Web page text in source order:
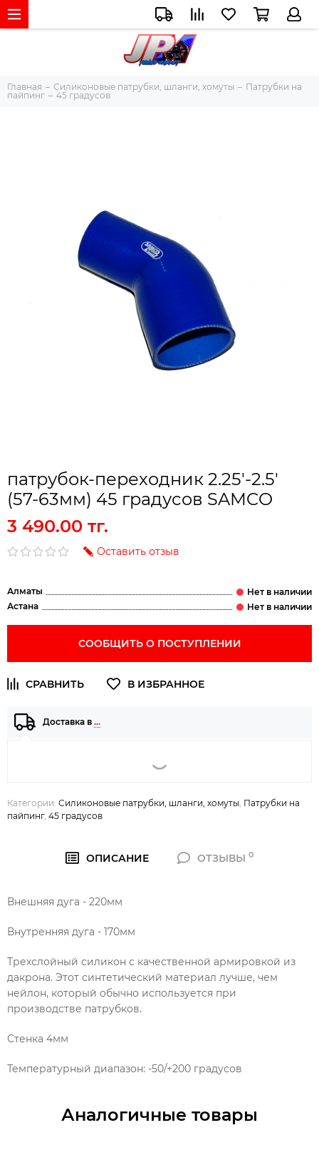
Главная Силиконовые патрубки, шланги, хомуты
Патрубки на
пайпинг
45 градусов
патрубок-переходник 2.25'-2.5'
(57-63мм) 45 градусов SAMCO
3 490.00 тг.
Оставить отзыв
Алматы
Астана
СООБЩИТЬ О ПОСТУПЛЕНИИ
Доставка в …
Категории: Силиконовые патрубки, шланги, хомуты Патрубки на
пайпинг, 45 градусов
ОПИСАНИЕ ОТЗЫВЫ0
Внешняя дуга - 220мм
Внутренняя дуга - 170мм
Трехслойный силикон с качественной армировкой из
дакрона. Этот синтетический материал лучше, чем
нейлон, который обычно используется при
производстве патрубков.
Стенка 4мм
Температурный диапазон: -50/+200 градусов
Аналогичные товары